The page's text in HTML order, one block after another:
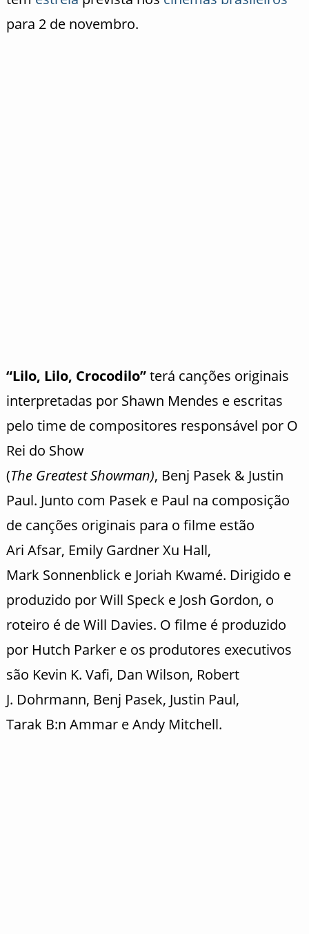
para 2 de novembro.
“Lilo, Lilo, Crocodilo”terá canções originais
interpretadas por Shawn Mendes e escritas
pelo time de compositores responsável por O
Rei do Show
(The GreatestShowman), Benj Pasek & Justin
Paul. Junto com Pasek e Paul na composição
de canções originais para o filme estão
Ari Afsar, Emily GardnerXu Hall,
Mark Sonnenblick e Joriah Kwamé. Dirigido e
produzido por Will Speck e Josh Gordon, o
roteiro é de Will Davies. O filme é produzido
por Hutch Parker e os produtores executivos
são Kevin K. Vafi, Dan Wilson, Robert
J. Dohrmann, Benj Pasek, Justin Paul,
Tarak B:n Ammare Andy Mitchell.